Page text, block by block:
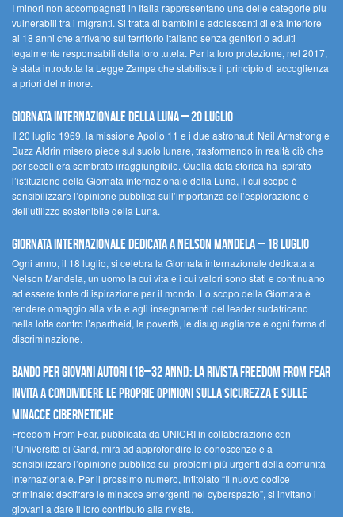
I minori non accompagnati in Italia rappresentano una delle categorie più
vulnerabili tra i migranti. Si tratta di bambini e adolescenti di età inferiore
ai 18 anni che arrivano sul territorio italiano senza genitori o adulti
legalmente responsabili della loro tutela. Per la loro protezione, nel 2017,
è stata introdotta la Legge Zampa che stabilisce il principio di accoglienza
a priori del minore.
Giornata Internazionale della Luna – 20 luglio
Il 20 luglio 1969, la missione Apollo 11 e i due astronauti Neil Armstrong e
Buzz Aldrin misero piede sul suolo lunare, trasformando in realtà ciò che
per secoli era sembrato irraggiungibile. Quella data storica ha ispirato
l’istituzione della Giornata internazionale della Luna, il cui scopo è
sensibilizzare l’opinione pubblica sull’importanza dell’esplorazione e
dell’utilizzo sostenibile della Luna.
Giornata internazionale dedicata a Nelson Mandela – 18 luglio
Ogni anno, il 18 luglio, si celebra la Giornata internazionale dedicata a
Nelson Mandela, un uomo la cui vita e i cui valori sono stati e continuano
ad essere fonte di ispirazione per il mondo. Lo scopo della Giornata è
rendere omaggio alla vita e agli insegnamenti del leader sudafricano
nella lotta contro l’apartheid, la povertà, le disuguaglianze e ogni forma di
discriminazione.
Bando per giovani autori (18–32 anni): la Rivista Freedom From Fear
invita a condividere le proprie opinioni sulla sicurezza e sulle
minacce cibernetiche
Freedom From Fear, pubblicata da UNICRI in collaborazione con
l’Università di Gand, mira ad approfondire le conoscenze e a
sensibilizzare l’opinione pubblica sui problemi più urgenti della comunità
internazionale. Per il prossimo numero, intitolato “Il nuovo codice
criminale: decifrare le minacce emergenti nel cyberspazio”, si invitano i
giovani a dare il loro contributo alla rivista.